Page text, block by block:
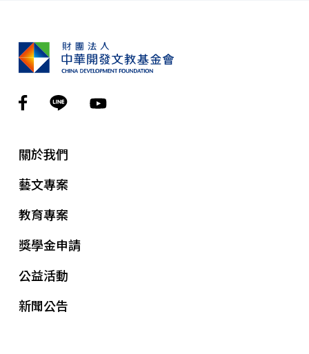
關於我們
藝文專案
教育專案
獎學金申請
公益活動
新聞公告